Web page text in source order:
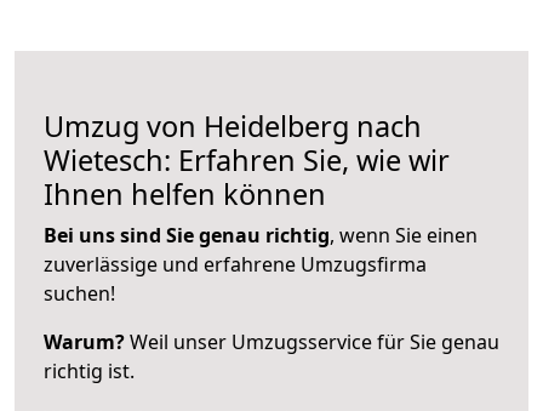
Umzug von Heidelberg nach
Wietesch: Erfahren Sie, wie wir
Ihnen helfen können
Bei uns sind Sie genau richtig, wenn Sie einen
zuverlässige und erfahrene Umzugsfirma
suchen!
Warum?Weil unser Umzugsservice für Sie genau
richtig ist.